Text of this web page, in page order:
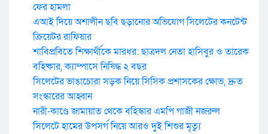
ফের হামলা
এআই দিয়ে অশালীন ছবি ছড়ানোর অভিযোগ সিলেটের কনটেন্ট
ক্রিয়েটর রাফিয়ার
শাবিপ্রবিতে শিক্ষার্থীকে মারধর: ছাত্রদল নেতা হাসিবুর ও তারেক
বহিষ্কার, ক্যাম্পাসে নিষিদ্ধ ২ বছর
সিলেটের ভাঙাচোরা সড়ক নিয়ে সিসিক প্রশাসকের ক্ষোভ, দ্রুত
সংস্কারের আহ্বান
নারী-কাণ্ডে জামায়াত থেকে বহিস্কার এমপি গাজী নজরুল
সিলেটে হামের উপসর্গ নিয়ে আরও দুই শিশুর মৃত্যু